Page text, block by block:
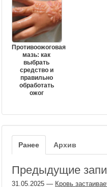
Противоожоговая
мазь: как
выбрать
средство и
правильно
обработать
ожог
Ранее Архив
Предыдущие
31.05.2025 — Кровь